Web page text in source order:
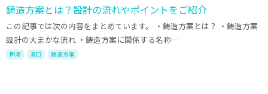
鋳造方案とは？設計の流れやポイントをご紹介
この記事では次の内容をまとめています。 ・鋳造方案とは？ ・鋳造方案
設計の大まかな流れ ・鋳造方案に関係する名称…
押湯 湯口 鋳造方案